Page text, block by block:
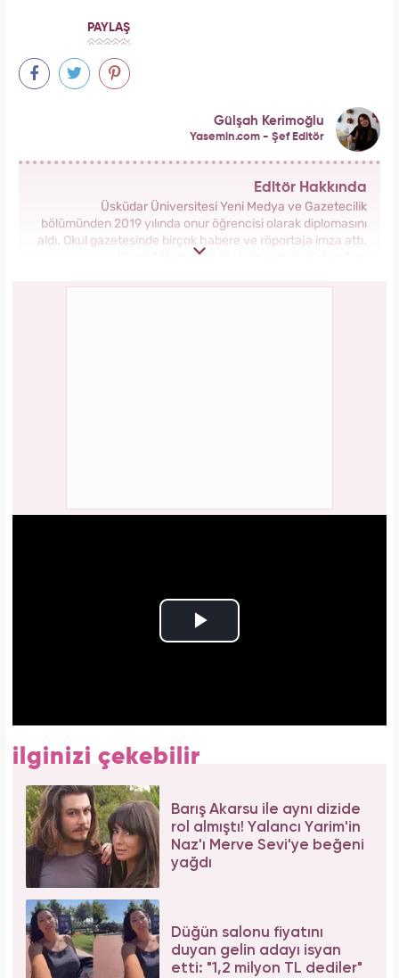
PAYLAŞ
Gülşah Kerimoğlu
Yasemin.com - Şef Editör
Editör Hakkında
Üsküdar Üniversitesi Yeni Medya ve Gazetecilik
bölümünden 2019 yılında onur öğrencisi olarak diplomasını
aldı. Okul gazetesinde birçok habere ve röportaja imza attı.
Kanal 7 Medya Grubu bünyesinde Haber 7 ve
stajyerlik yaptı. Yasemin.com’da mesleğe ilk adımını attı.
ilginizi çekebilir
Barış Akarsu ile aynı dizide
rol almıştı! Yalancı Yarim'in
Naz'ı Merve Sevi'ye beğeni
yağdı
Düğün salonu fiyatını
duyan gelin adayı isyan
etti: "1,2 milyon TL dediler"